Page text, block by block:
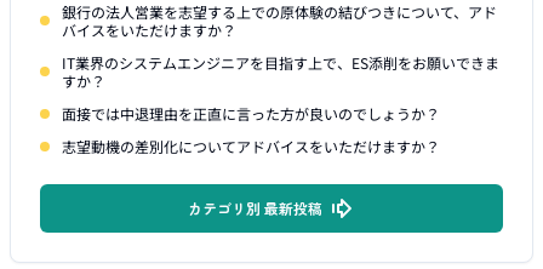
銀行の法人営業を志望する上での原体験の結びつきについて、アド
バイスをいただけますか？
IT業界のシステムエンジニアを目指す上で、ES添削をお願いできま
すか？
面接では中退理由を正直に言った方が良いのでしょうか？
志望動機の差別化についてアドバイスをいただけますか？
カテゴリ別 最新投稿